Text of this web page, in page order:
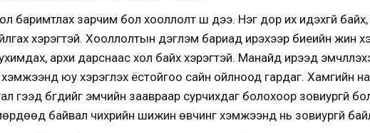
баримтлах зарчим бол хооллолт шүү дээ. Нэг дор их идэхгүй
хэрэгтэй. Хооллолтын дэглэм бариад ирэхээр биеийн жин
архи дарснаас хол байх хэрэгтэй. Манайд ирээд
хэмжээнд юу хэрэглэх ёстойгоо сайн ойлноод гардаг. Хамгийн
гээд бүгдийг эмчийн заавраар сурчихдаг болохоор зовиургүй
байвал чихрийн шижин өвчинг хэмжээнд нь зовиургүй